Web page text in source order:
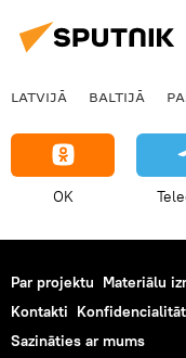
LATVIJĀ BALTIJĀ
OK
Par projektu Materiālu
Kontakti
Sazināties ar mums